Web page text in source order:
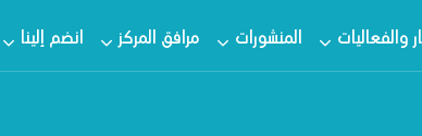
والفعاليات المنشورات مرافق المركز انضم إلينا